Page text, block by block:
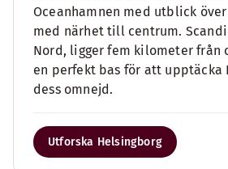
Oceanhamnen med utblick över
med närhet till centrum.
Nord, ligger fem kilometer från
en perfekt bas för att upptäcka
dess omnejd.
Utforska Helsingborg